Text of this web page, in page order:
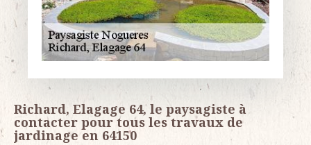
Richard, Elagage 64, le paysagiste à
contacter pour tous les travaux de
jardinage en 64150